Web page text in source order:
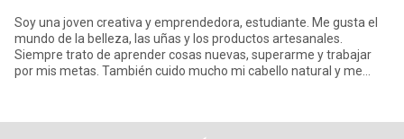
Soy una joven creativa y emprendedora, estudiante. Me gusta el
mundo de la belleza, las uñas y los productos artesanales.
Siempre trato de aprender cosas nuevas, superarme y trabajar
por mis metas. También cuido mucho mi cabello natural y me